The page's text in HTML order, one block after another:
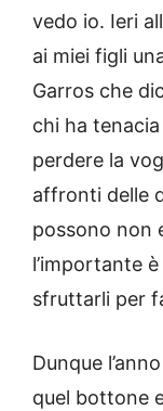
vedo io. Ieri
ai miei figli
Garros che
chi ha
perdere la
affronti delle
possono non
l’importante
sfruttarli per
Dunque
quel bottone